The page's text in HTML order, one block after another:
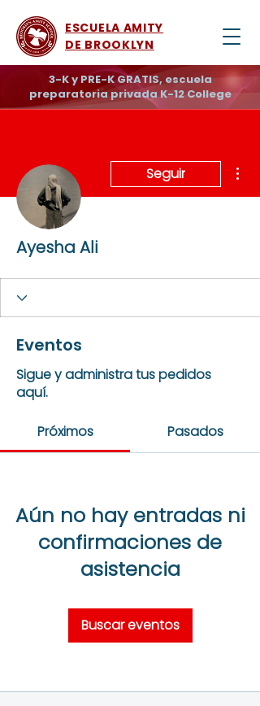
ESCUELA AMITY
DE BROOKLYN
3-K y PRE-K GRATIS, escuela
preparatoria privada K-12 College
Seguir
Ayesha Ali
Eventos
Sigue y administra tus pedidos
aquí.
Próximos Pasados
Aún no hay entradas ni
confirmaciones de
asistencia
Buscar eventos